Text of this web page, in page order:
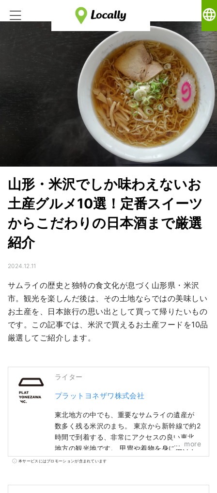
language
山形・米沢でしか味わえないお
土産グルメ10選！定番スイーツ
からこだわりの日本酒まで厳選
紹介
2024.12.11
サムライの歴史と独特の食文化が息づく山形県・米沢
市。観光を楽しんだ後は、その土地ならではの美味しい
お土産を、日本旅行の思い出として買って帰りたいもの
です。この記事では、米沢で買えるお土産フードを10品
厳選してご紹介します。
ライター
プラットヨネザワ株式会社
東北地方の中でも、重要なサムライの遺産が
数多く残る米沢のまち。 東京から新幹線で約2
時間で到着する、非常にアクセスの良い東北
地方の観光地です。 甲冑や着物を身に着けて
みたり、合戦に参加してみたり、寺社仏閣を
more
本サービスにはプロモーションが含まれています